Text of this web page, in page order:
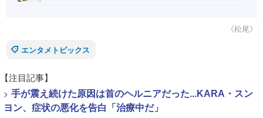
《松尾》
エンタメトピックス
【注目記事】
> 手が震え続けた原因は首のヘルニアだった...KARA・スン
ヨン、症状の悪化を告白「治療中だ」